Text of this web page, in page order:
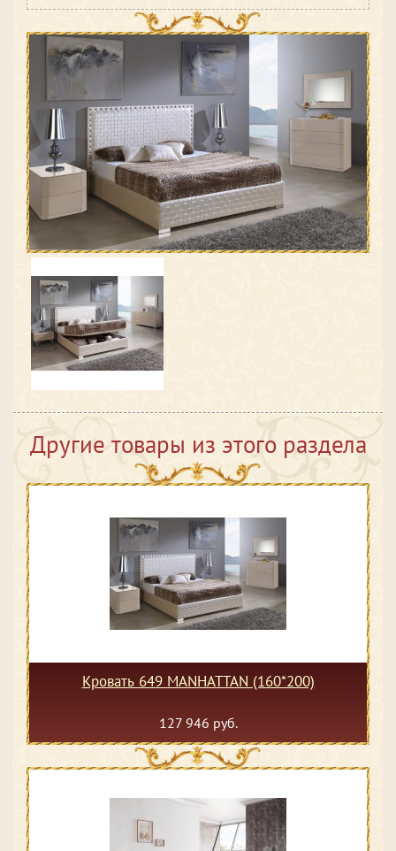
Другие товары из этого раздела
Кровать 649 MANHATTAN (160*200)
127 946 руб.